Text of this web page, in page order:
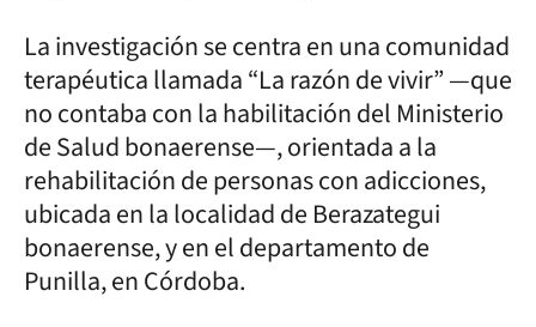
La investigación se centra en una comunidad
terapéutica llamada “La razón de vivir” —que
no contaba con la habilitación del Ministerio
de Salud bonaerense—, orientada a la
rehabilitación de personas con adicciones,
ubicada en la localidad de Berazategui
bonaerense, y en el departamento de
Punilla, en Córdoba.